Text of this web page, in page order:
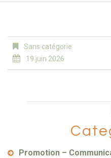
Sans catégorie
19 juin 2026
Promotion –